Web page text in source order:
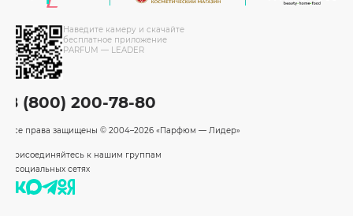
Наведите камеру и скачайте
бесплатное приложение
PARFUM — LEADER
8 (800) 200-78-80
Все права защищены © 2004–2026 «Парфюм — Лидер»
Присоединяйтесь к нашим группам
в социальных сетях